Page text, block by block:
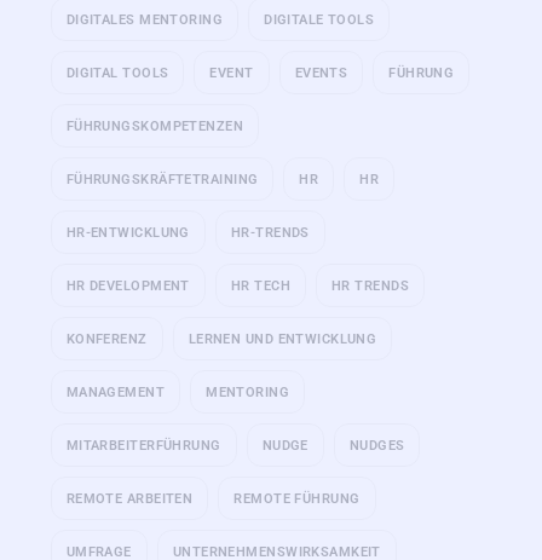
DIGITALES MENTORING DIGITALE TOOLS
DIGITAL TOOLS EVENT EVENTS FÜHRUNG
FÜHRUNGSKOMPETENZEN
FÜHRUNGSKRÄFTETRAINING HR HR
HR-ENTWICKLUNG HR-TRENDS
HR DEVELOPMENT HR TECH HR TRENDS
KONFERENZ LERNEN UND ENTWICKLUNG
MANAGEMENT MENTORING
MITARBEITERFÜHRUNG NUDGE NUDGES
REMOTE ARBEITEN REMOTE FÜHRUNG
UMFRAGE UNTERNEHMENSWIRKSAMKEIT